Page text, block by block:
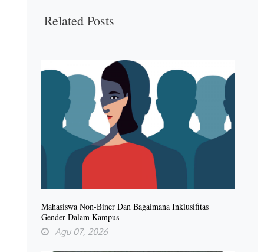
Related Posts
Mahasiswa Non-Biner Dan Bagaimana Inklusifitas
Gender Dalam Kampus
Agu 07, 2026